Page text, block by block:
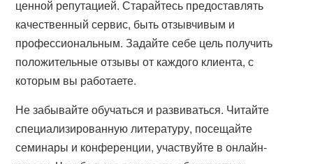
ценной репутацией. Старайтесь предоставлять
качественный сервис, быть отзывчивым и
профессиональным. Задайте себе цель получить
положительные отзывы от каждого клиента, с
которым вы работаете.
Не забывайте обучаться и развиваться. Читайте
специализированную литературу, посещайте
семинары и конференции, участвуйте в онлайн-